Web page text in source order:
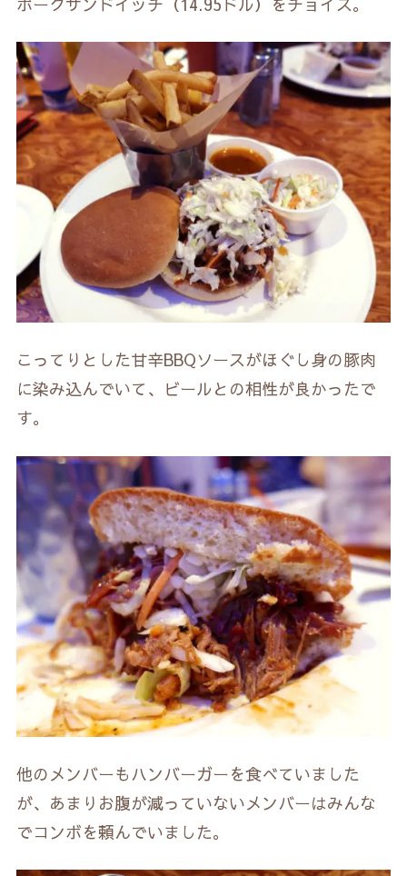
こってりとした甘辛BBQソースがほぐし身の豚肉
に染み込んでいて、ビールとの相性が良かったで
す。
他のメンバーもハンバーガーを食べていました
が、あまりお腹が減っていないメンバーはみんな
でコンボを頼んでいました。